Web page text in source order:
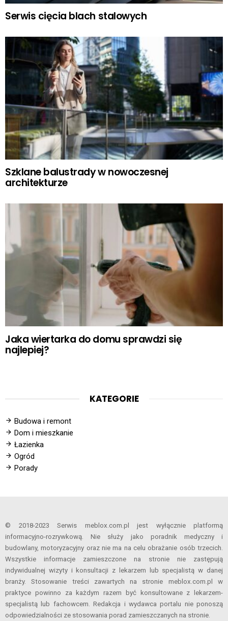
Serwis cięcia blach stalowych
Szklane balustrady w nowoczesnej
architekturze
Jaka wiertarka do domu sprawdzi się
najlepiej?
KATEGORIE
Budowa i remont
Dom i mieszkanie
Łazienka
Ogród
Porady
© 2018-2023 Serwis meblox.com.pl jest wyłącznie platformą
informacyjno-rozrywkową. Nie służy jako poradnik medyczny i
budowlany, motoryzacyjny oraz nie ma na celu obrażanie osób trzecich.
Wszystkie informacje zamieszczone na stronie nie zastępują
indywidualnej wizyty i konsultacji z lekarzem lub specjalistą w danej
branży. Stosowanie treści zawartych na stronie meblox.com.pl w
praktyce powinno za każdym razem być konsultowane z lekarzem-
specjalistą lub fachowcem. Redakcja i wydawca portalu nie ponoszą
odpowiedzialności ze stosowania porad zamieszczanych na stronie.